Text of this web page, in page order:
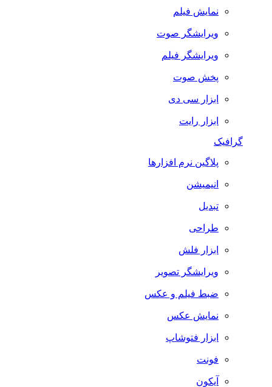
نمایش فیلم
ویرایشگر صوت
ویرایشگر فیلم
پخش صوت
ابزار سی دی
ابزار رایت
گرافیک
پلاگین نرم افزارها
انیمیشن
تبدیل
طراحی
ابزار فلش
ویرایشگر تصویر
ضبط فيلم و عكس
نمایش عکس
ابزار فتوشاپ
فونت
آیکون